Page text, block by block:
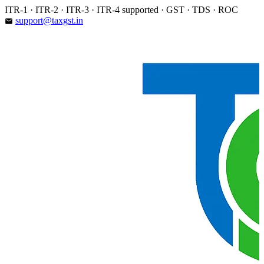
Skip
to
ITR-1 · ITR-2 · ITR-3 · ITR-4 supported · GST · TDS · ROC
email support@taxgst.in